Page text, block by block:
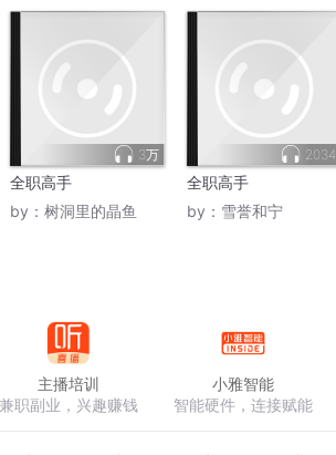
3万
全职高手
by： 树洞里的晶鱼
2034
全职高手
by： 雪誉和宁
主播培训
兼职副业，兴趣赚钱
小雅智能
智能硬件，连接赋能